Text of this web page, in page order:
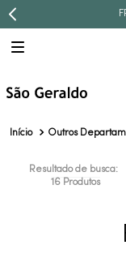
Outros
Resultado de busca:
16 Produtos
TERMOS MAIS
torneira
deca